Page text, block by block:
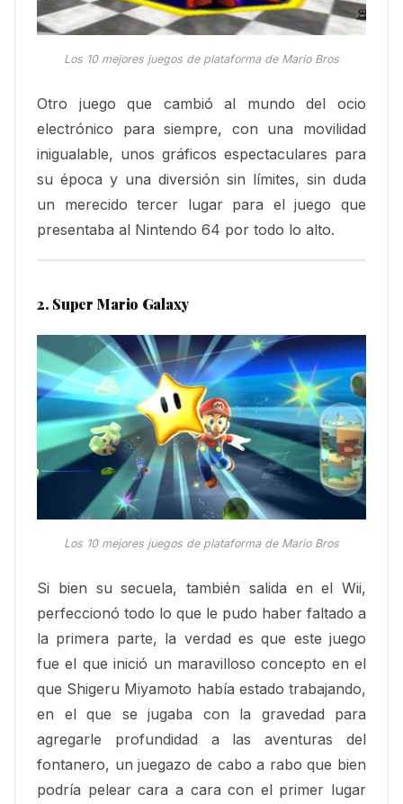
Los 10 mejores juegos de plataforma de Mario Bros
Otro juego que cambió al mundo del ocio
electrónico para siempre, con una movilidad
inigualable, unos gráficos espectaculares para
su época y una diversión sin límites, sin duda
un merecido tercer lugar para el juego que
presentaba al Nintendo 64 por todo lo alto.
2. Super Mario Galaxy
Los 10 mejores juegos de plataforma de Mario Bros
Si bien su secuela, también salida en el Wii,
perfeccionó todo lo que le pudo haber faltado a
la primera parte, la verdad es que este juego
fue el que inició un maravilloso concepto en el
que Shigeru Miyamoto había estado trabajando,
en el que se jugaba con la gravedad para
agregarle profundidad a las aventuras del
fontanero, un juegazo de cabo a rabo que bien
podría pelear cara a cara con el primer lugar